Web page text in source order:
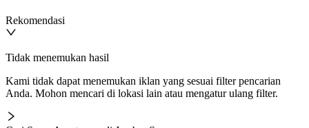
Rekomendasi
Tidak menemukan hasil
Kami tidak dapat menemukan iklan yang sesuai filter pencarian
Anda. Mohon mencari di lokasi lain atau mengatur ulang filter.